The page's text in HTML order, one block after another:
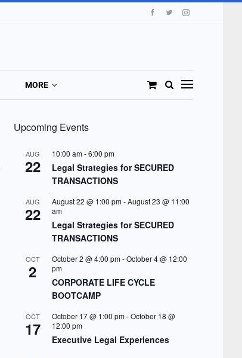
MORE
Upcoming Events
AUG
22
10:00 am-6:00 pm
Legal Strategies for SECURED
TRANSACTIONS
AUG
22
August 22 @ 1:00 pm-August 23 @ 11:00
am
Legal Strategies for SECURED
TRANSACTIONS
OCT
2
October 2 @ 4:00 pm-October 4 @ 12:00
pm
CORPORATE LIFE CYCLE
BOOTCAMP
OCT
17
October 17 @ 1:00 pm-October 18 @
12:00 pm
Executive Legal Experiences